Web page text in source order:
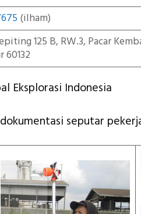
(ilham)
125 B, RW.3, Pacar
60132
Eksplorasi Indonesia
seputar